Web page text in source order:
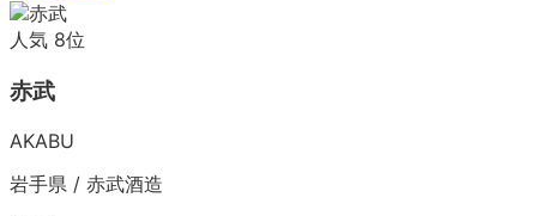
人気 8位
赤武
AKABU
岩手県 / 赤武酒造